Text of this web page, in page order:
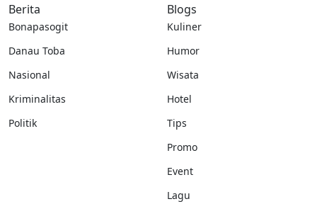
Berita
Bonapasogit
Danau Toba
Nasional
Kriminalitas
Politik
Blogs
Kuliner
Humor
Wisata
Hotel
Tips
Promo
Event
Lagu